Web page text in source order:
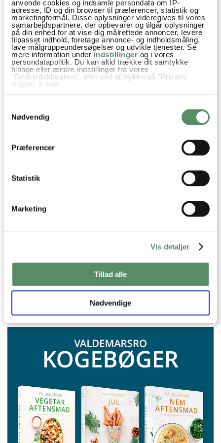
anvende cookies og indsamle persondata om IP-
adresse, ID og din browser til præferencer, statistik og
marketingformål. Disse oplysninger videregives til vores
samarbejdspartnere, der opbevarer og tilgår oplysninger
på din enhed for at vise dig målrettede annoncer, levere
tilpasset indhold, foretage annonce- og indholdsmåling,
lave målgruppeundersøgelser og udvikle tjenester. Se
mere information under indstillinger og i vores
persondatapolitik. Du kan altid trække dit samtykke
tilbage eller ændre indstillinger fra vores
"Cookiedeklaration", eller ved at trykke på "Privacy
trigger" ikonet.
Indsamle præcise oplysninger om din placering,
der kan være nøjagtig inden for få meter
Identificere din enhed baseret på en scanning af
Nødvendig
Præferencer
Statistik
Marketing
Vis detaljer
Tillad alle
Nødvendige
Jeg hedder Ann-Christine, og det er mig der står
Jeg elsker at lave mad og finde på nye lækre,
Hvis du har lyst kan du læse mere
om Valdemarsro her